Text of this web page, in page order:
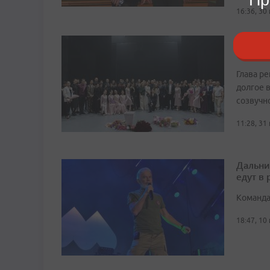
16:36,
сцену
Глава
долгое
11:28, 31
едут в
18:47,